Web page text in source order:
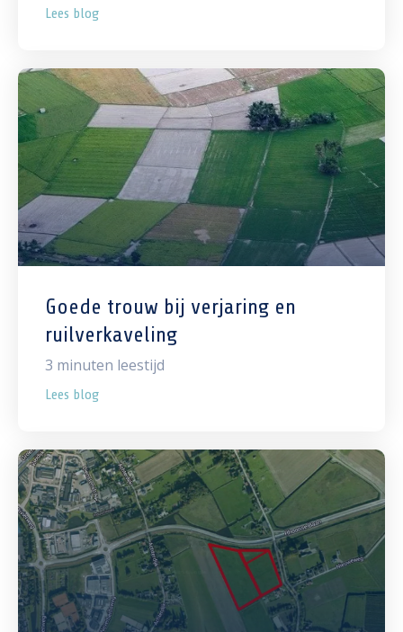
Lees blog
Goede trouw bij verjaring en
ruilverkaveling
3 minuten leestijd
Lees blog